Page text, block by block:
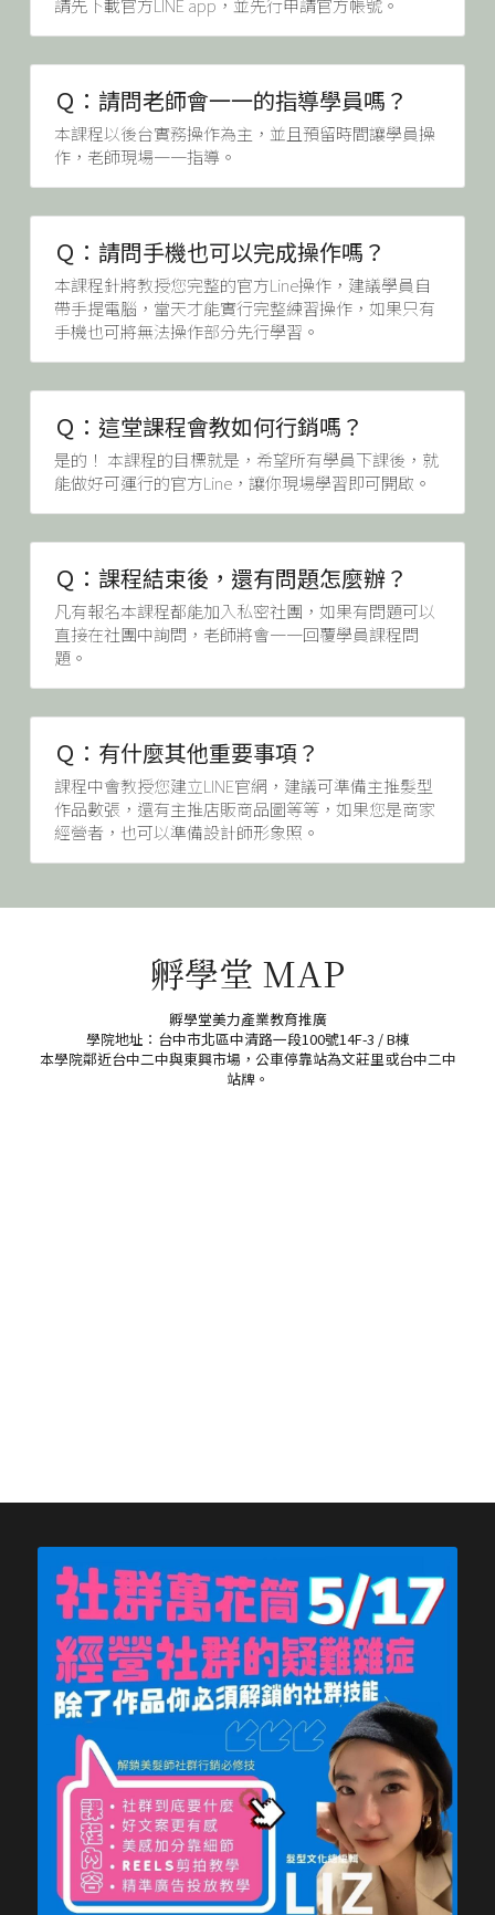
請先下載官方LINE app，並先行申請官方帳號。
Ｑ：請問老師會一一的指導學員嗎？
本課程以後台實務操作為主，並且預留時間讓學員操
作，老師現場一一指導。
Ｑ：請問手機也可以完成操作嗎？
本課程針將教授您完整的官方Line操作，建議學員自
帶手提電腦，當天才能實行完整練習操作，如果只有
手機也可將無法操作部分先行學習。
Ｑ：這堂課程會教如何行銷嗎？
是的！ 本課程的目標就是，希望所有學員下課後，就
能做好可運行的官方Line，讓你現場學習即可開啟。
Ｑ：課程結束後，還有問題怎麼辦？
凡有報名本課程都能加入私密社團，如果有問題可以
直接在社團中詢問，老師將會一一回覆學員課程問
題。
Ｑ：有什麼其他重要事項？
課程中會教授您建立LINE官網，建議可準備主推髮型
作品數張，還有主推店販商品圖等等，如果您是商家
經營者，也可以準備設計師形象照。
孵學堂 MAP
孵學堂美力產業教育推廣
學院地址：台中市北區中清路一段100號14F-3 / B棟
本學院鄰近台中二中與東興市場，公車停靠站為文莊里或台中二中
站牌。